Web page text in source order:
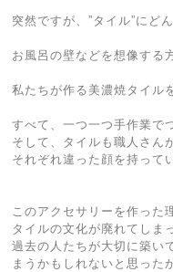
突然ですが、”タイル”にど
お風呂の壁などを想像する
私たちが作る美濃焼タイル
すべて、一つ一つ手作業で
そして、タイルも職人さん
それぞれ違った顔を持って
このアクセサリーを作った
タイルの文化が廃れてしま
過去の人たちが大切に築い
まうかもしれないと思った